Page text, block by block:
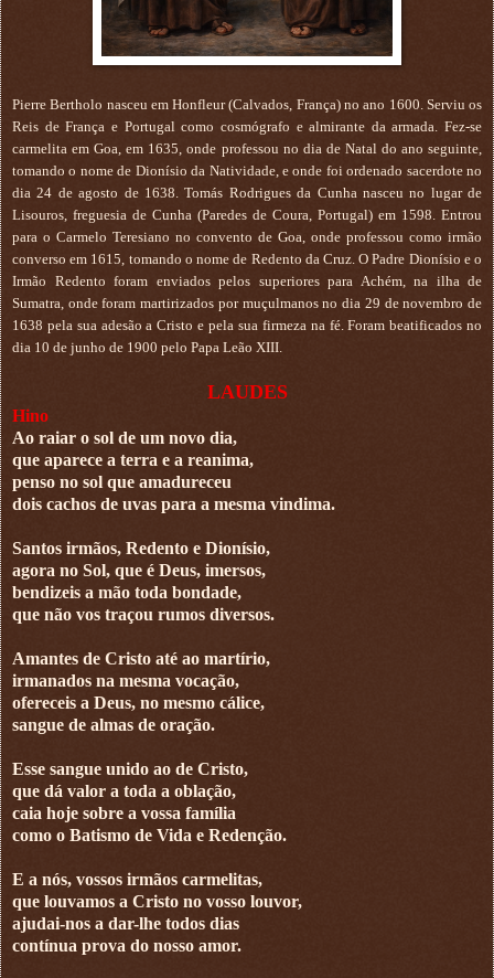
Pierre Bertholo nasceu em Honfleur (Calvados, França) no ano 1600. Serviu os
Reis de França e Portugal como cosmógrafo e almirante da armada. Fez-se
carmelita em Goa, em 1635, onde professou no dia de Natal do ano seguinte,
tomando o nome de Dionísio da Natividade, e onde foi ordenado sacerdote no
dia 24 de agosto de 1638. Tomás Rodrigues da Cunha nasceu no lugar de
Lisouros, freguesia de Cunha (Paredes de Coura, Portugal) em 1598. Entrou
para o Carmelo Teresiano no convento de Goa, onde professou como irmão
converso em 1615, tomando o nome de Redento da Cruz. O Padre Dionísio e o
Irmão Redento foram enviados pelos superiores para Achém, na ilha de
Sumatra, onde foram martirizados por muçulmanos no dia 29 de novembro de
1638 pela sua adesão a Cristo e pela sua firmeza na fé. Foram beatificados no
dia 10 de junho de 1900 pelo Papa Leão XIII.
LAUDES
Hino
Ao raiar o sol de um novo dia,
que aparece a terra e a reanima,
penso no sol que amadureceu
dois cachos de uvas para a mesma vindima.
Santos irmãos, Redento e Dionísio,
agora no Sol, que é Deus, imersos,
bendizeis a mão toda bondade,
que não vos traçou rumos diversos.
Amantes de Cristo até ao martírio,
irmanados na mesma vocação,
ofereceis a Deus, no mesmo cálice,
sangue de almas de oração.
Esse sangue unido ao de Cristo,
que dá valor a toda a oblação,
caia hoje sobre a vossa família
como o Batismo de Vida e Redenção.
E a nós, vossos irmãos carmelitas,
que louvamos a Cristo no vosso louvor,
ajudai-nos a dar-lhe todos dias
contínua prova do nosso amor.